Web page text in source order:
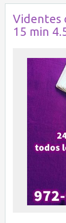
Videntes
15 min